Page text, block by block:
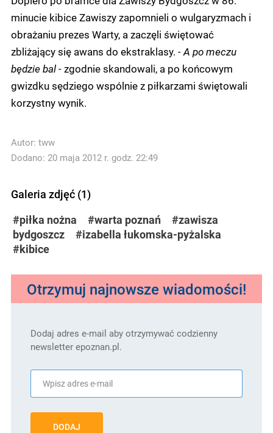
minucie kibice Zawiszy zapomnieli o wulgaryzmach i
obrażaniu prezes Warty, a zaczęli świętować
zbliżający się awans do ekstraklasy. - A po meczu
będzie bal -zgodnie skandowali, a po końcowym
gwizdku sędziego wspólnie z piłkarzami świętowali
korzystny wynik.
Autor: tww
Dodano: 20 maja 2012 r. godz. 22:49
Galeria zdjęć (1)
#piłka nożna #warta poznań
#zawisza
bydgoszcz
#izabella łukomska-pyżalska
#kibice
Otrzymuj najnowsze wiadomości!
Dodaj adres e-mail aby otrzymywać codzienny
newsletter epoznan.pl.
DODAJ